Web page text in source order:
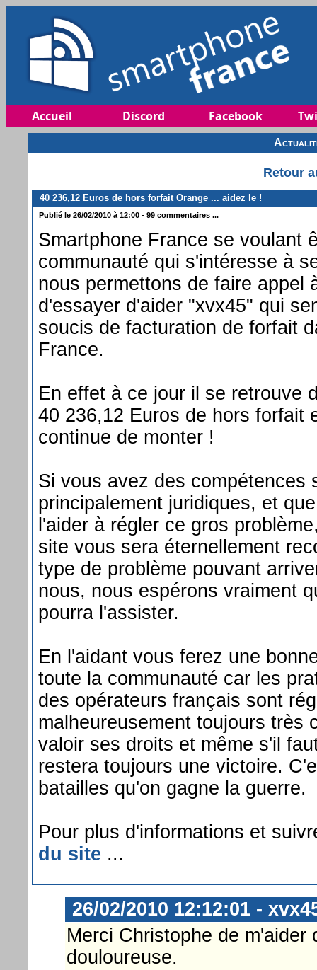
Accueil Discord Facebook
Retour
40 236,12 Euros de hors forfait Orange ... aidez le !
Publié le 26/02/2010 à 12:00 - 99 commentaires ...
Smartphone France se voulant
communauté qui s'intéresse à
nous permettons de faire appel
d'essayer d'aider "xvx45" qui
soucis de facturation de forfait
France.
En effet à ce jour il se retrouve
40 236,12 Euros de hors forfait
continue de monter !
Si vous avez des compétences
principalement juridiques, et
l'aider à régler ce gros
site vous sera éternellement
type de problème pouvant
nous, nous espérons vraiment
pourra l'assister.
En l'aidant vous ferez une
toute la communauté car les
des opérateurs français sont
malheureusement toujours très
valoir ses droits et même s'il
restera toujours une victoire.
batailles qu'on gagne la guerre.
Pour plus d'informations et
du site ...
26/02/2010 12:12:01 -
Merci Christophe de
douloureuse.